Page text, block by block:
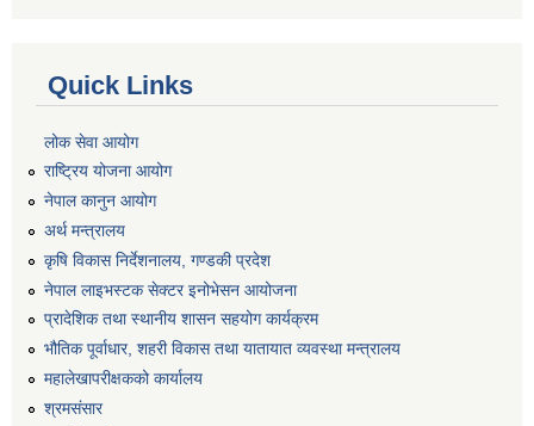
Quick Links
लोक सेवा आयोग
राष्ट्रिय योजना आयोग
नेपाल कानुन आयोग
अर्थ मन्त्रालय
कृषि विकास निर्देशनालय, गण्डकी प्रदेश
नेपाल लाइभस्टक सेक्टर इनोभेसन आयोजना
प्रादेशिक तथा स्थानीय शासन सहयोग कार्यक्रम
भौतिक पूर्वाधार, शहरी विकास तथा यातायात व्यवस्था मन्त्रालय
महालेखापरीक्षकको कार्यालय
श्रमसंसार